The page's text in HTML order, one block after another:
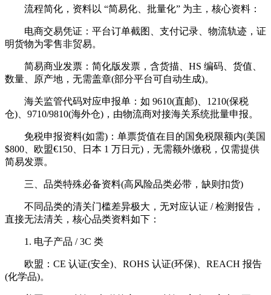
流程简化，资料以 “简易化、批量化” 为主，核心资料：
电商交易凭证：平台订单截图、支付记录、物流轨迹，证
明货物为零售非贸易。
简易商业发票：简化版发票，含货描、HS 编码、货值、
数量、原产地，无需盖章(部分平台可自动生成)。
海关监管代码对应申报单：如 9610(直邮)、1210(保税
仓)、9710/9810(海外仓)，由物流商对接海关系统批量申报。
免税申报资料(如需)：单票货值在目的国免税限额内(美国
$800、欧盟€150、日本 1 万日元)，无需额外缴税，仅需提供
简易发票。
三、品类特殊必备资料(高风险品类必带，缺则扣货)
不同品类的清关门槛差异极大，无对应认证 / 检测报告，
直接无法清关，核心品类资料如下：
1. 电子产品 / 3C 类
欧盟：CE 认证(安全)、ROHS 认证(环保)、REACH 报告
(化学品)。